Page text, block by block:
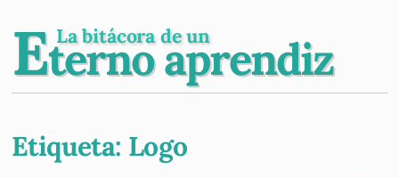
Eterno aprendiz
La bitácora de un
Etiqueta: Logo